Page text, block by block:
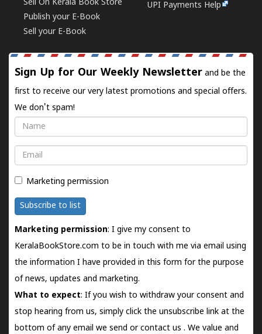
Sell On Kerala Book Store
Publish your E-Book
Sell your E-Book
UPI Payments Help
Sign Up for Our Weekly Newsletter and be the
first to receive our very latest promotions and special offers.
We don't spam!
Name
Email
Marketing permission
Subscribe to list
Marketing permission: I give my consent to
KeralaBookStore.com to be in touch with me via email using
the information I have provided in this form for the purpose
of news, updates and marketing.
What to expect: If you wish to withdraw your consent and
stop hearing from us, simply click the unsubscribe link at the
bottom of any email we send orcontact us . We value and